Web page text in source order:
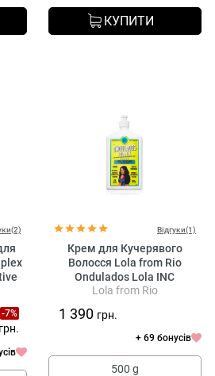
КУПИТИ
-7%
грн.
Відгуки(1)
Крем для Кучерявого
Волосся Lola from Rio
Ondulados Lola INC
Texturizing Cream
Lola from Rio
1 390 грн.
+ 69 бонусів
500 g